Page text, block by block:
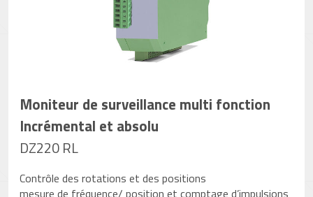
Moniteur de surveillance multi fonction
Incrémental et absolu
DZ220 RL
Contrôle des rotations et des positions